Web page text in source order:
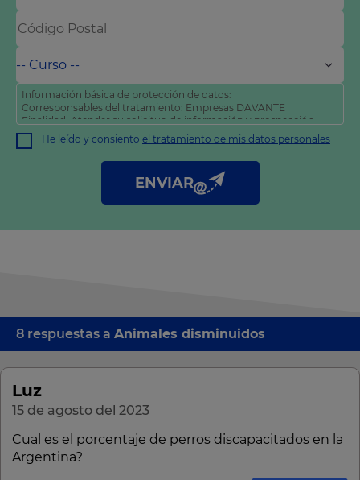
Información básica de protección de datos:
Corresponsables del tratamiento: Empresas DAVANTE
Finalidad: Atender su solicitud de información y prospección
comercial
Derechos: Puede acceder, rectificar y suprimir sus datos, así
como otros derechos tal y como se explica en nuestra
He leído y consiento el tratamiento de mis datos personales
ENVIAR
8 respuestas a Animales disminuidos
Luz
15 de agosto del 2023
Cual es el porcentaje de perros discapacitados en la
Argentina?